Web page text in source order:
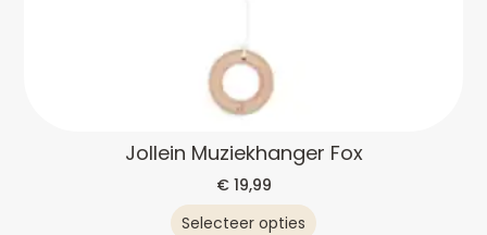
Jollein Muziekhanger Fox
€19,99
Selecteer opties